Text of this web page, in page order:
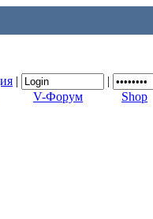
| |
V-Форум Shop